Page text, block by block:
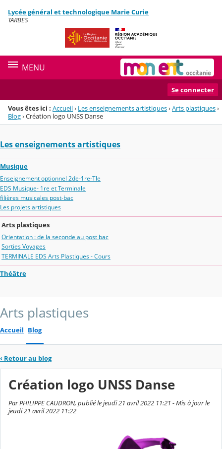
Menu de la rubrique
Contenu
Lycée général et technologique Marie Curie
TARBES
MENU
Se connecter
Vous êtes ici : Accueil› Les enseignements artistiques›Arts plastiques›
Blog›Création logo UNSS Danse
Les enseignements artistiques
Musique
Enseignement optionnel 2de-1re-Tle
EDS Musique- 1re et Terminale
filières musicales post-bac
Les projets artistiques
Arts plastiques
Orientation : de la seconde au post bac
Sorties Voyages
TERMINALE EDS Arts Plastiques - Cours
Théâtre
Arts plastiques
Accueil Blog
‹ Retour au blog
Création logo UNSS Danse
Par PHILIPPE CAUDRON, publié le jeudi 21 avril 2022 11:21 - Mis à jour le
jeudi 21 avril 2022 11:22